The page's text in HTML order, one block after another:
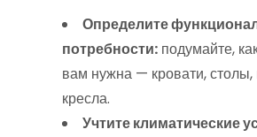
Определите
потребности: подумайте,
вам нужна — кровати,
кресла.
Учтите климатические